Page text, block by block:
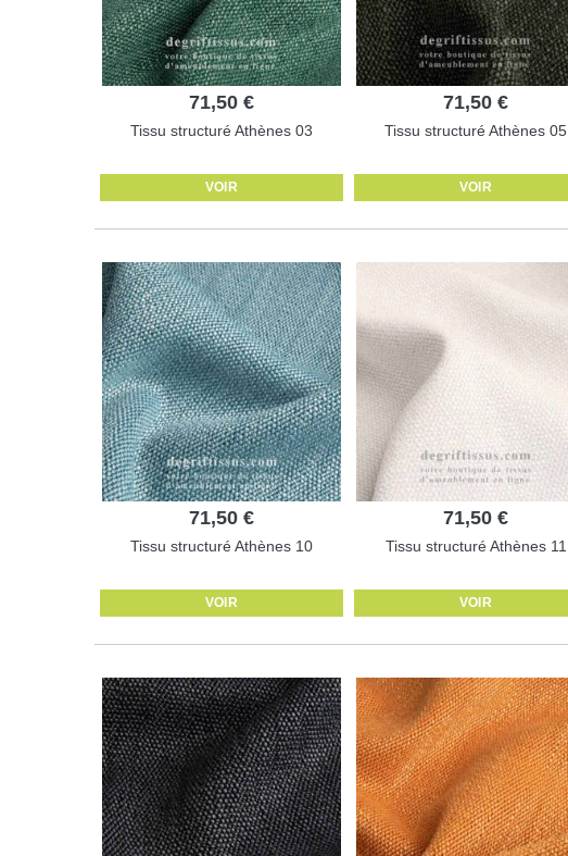
71,50 €
Tissu structuré Athènes 03
VOIR
71,50 €
Tissu structuré Athènes 05
VOIR
71,50 €
Tissu structuré Athènes 10
VOIR
71,50 €
Tissu structuré Athènes 11
VOIR